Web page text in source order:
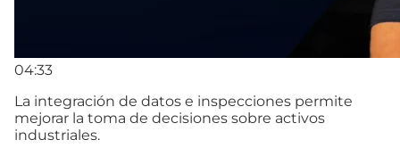
04:33
La integración de datos e inspecciones permite
mejorar la toma de decisiones sobre activos
industriales.